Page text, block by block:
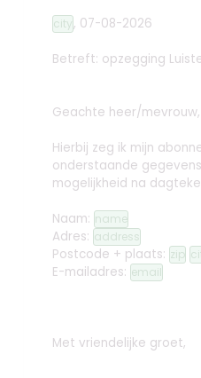
city, 07-08-2026
Betreft: opzegging
Geachte heer/mevrouw,
Hierbij zeg ik mijn
onderstaande
mogelijkheid na
Naam: name
Adres: address
Postcode + plaats: zip
E-mailadres: email
Met vriendelijke groet,